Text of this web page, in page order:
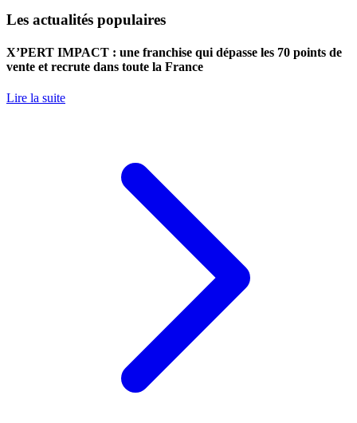
Les actualités populaires
X’PERT IMPACT : une franchise qui dépasse les 70 points de
vente et recrute dans toute la France
Lire la suite